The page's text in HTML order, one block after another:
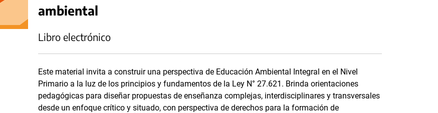
ambiental
Libro electrónico
Este material invita a construir una perspectiva de Educación Ambiental Integral en el Nivel
Primario a la luz de los principios y fundamentos de la Ley N° 27.621. Brinda orientaciones
pedagógicas para diseñar propuestas de enseñanza complejas, interdisciplinares y transversales
desde un enfoque crítico y situado, con perspectiva de derechos para la formación de